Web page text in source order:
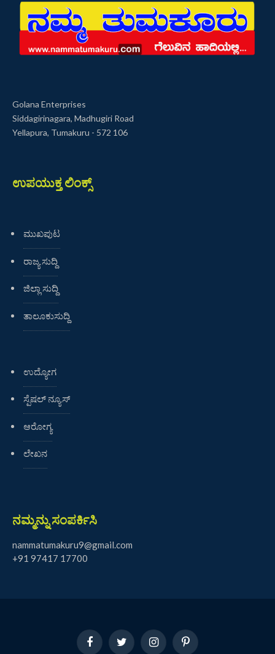
Golana Enterprises
Siddagirinagara, Madhugiri Road
Yellapura, Tumakuru - 572 106
ಉಪಯುಕ್ತ ಲಿಂಕ್ಸ್
ಮುಖಪುಟ
ರಾಜ್ಯ ಸುದ್ದಿ
ಜಿಲ್ಲಾ ಸುದ್ದಿ
ತಾಲೂಕುಸುದ್ದಿ
ಉದ್ಯೋಗ
ಸ್ಪೆಷಲ್ ನ್ಯೂಸ್
ಆರೋಗ್ಯ
ಲೇಖನ
ನಮ್ಮನ್ನು ಸಂಪರ್ಕಿಸಿ
nammatumakuru9@gmail.com
+91 97417 17700
FacebookTwitter InstagramPinterest